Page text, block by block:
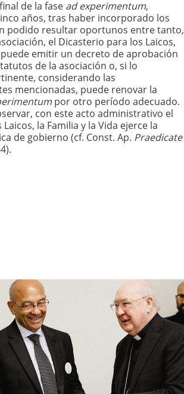
de la fase ad experimentum,
años, tras haber incorporado los
podido resultar oportunos entre tanto,
el Dicasterio para los Laicos,
puede emitir un decreto de aprobación
de la asociación o, si lo
considerando las
mencionadas, puede renovar la
por otro período adecuado.
con este acto administrativo el
la Familia y la Vida ejerce la
de gobierno (cf. Const. Ap. Praedicate